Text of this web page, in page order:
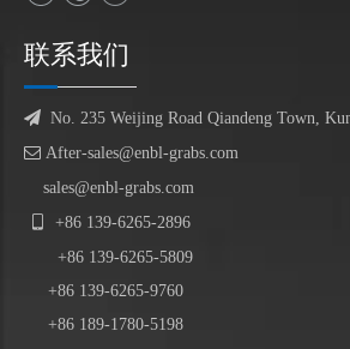
联系我们
 No. 235 Weijing Road Qiandeng Town,
 After-sales@enbl-grabs.com
sales@enbl-grabs.com
+86 139-6265-2896
+86 139-6265-5809
+86 139-6265-9760
+86 189-1780-5198